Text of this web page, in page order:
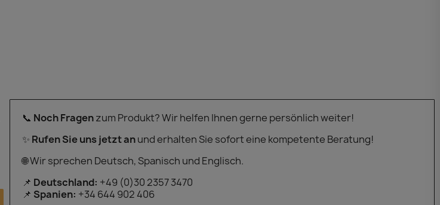
📞 Noch Fragenzum Produkt? Wir helfen Ihnen gerne persönlich weiter!
✨ Rufen Sie uns jetzt anund erhalten Sie sofort eine kompetente Beratung!
🌐 Wir sprechen Deutsch, Spanisch und Englisch.
📌 Deutschland: +49 (0)30 2357 3470
📌 Spanien: +34 644 902 406